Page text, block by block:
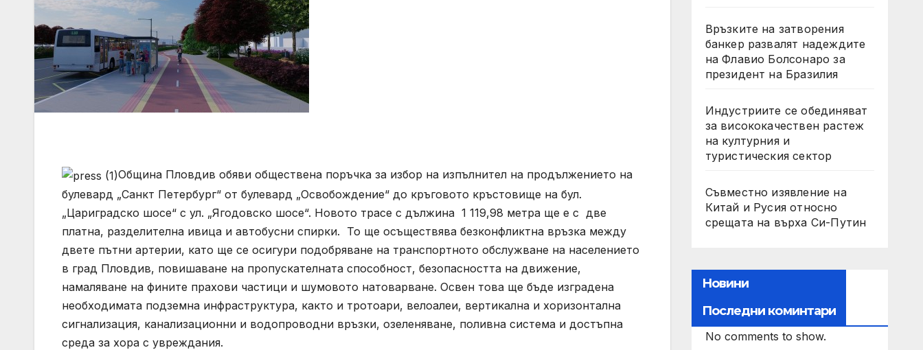
Община Пловдив обяви обществена поръчка за избор на изпълнител на продължението на
булевард „Санкт Петербург“ от булевард „Освобождение“ до кръговото кръстовище на бул.
„Цариградско шосе“ с ул. „Ягодовско шосе“. Новото трасе с дължина 1 119,98 метра ще е с две
платна, разделителна ивица и автобусни спирки. То ще осъществява безконфликтна връзка между
двете пътни артерии, като ще се осигури подобряване на транспортното обслужване на населението
в град Пловдив, повишаване на пропускателната способност, безопасността на движение,
намаляване на фините прахови частици и шумовото натоварване. Освен това ще бъде изградена
необходимата подземна инфраструктура, както и тротоари, велоалеи, вертикална и хоризонтална
сигнализация, канализационни и водопроводни връзки, озеленяване, поливна система и достъпна
среда за хора с увреждания.
Връзките на затворения
банкер развалят надеждите
на Флавио Болсонаро за
президент на Бразилия
Индустриите се обединяват
за висококачествен растеж
на културния и
туристическия сектор
Съвместно изявление на
Китай и Русия относно
срещата на върха Си-Путин
Новини
Последни коминтари
No comments to show.